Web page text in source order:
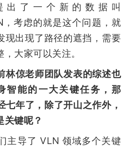
出了一个新的数据叫
考虑的就是这个问题，就
现出现了路径的遮挡，需要
大家可以关注。
林倞老师团队发表的综述也
智能的一大关键任务，那
七年了，除了开山之作外，
关键呢？
主导了 VLN 领域多个关键